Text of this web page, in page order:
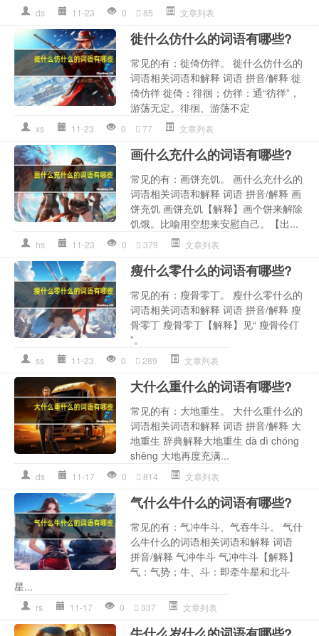
ds 11-23 0 85 文章列表
徙什么仿什么的词语有哪些?
常见的有：徙倚仿徉。 徙什么仿什么的
词语相关词语和解释 词语 拼音/解释 徙
倚仿徉 徙倚：徘徊；仿徉：通“彷徉”，
游荡无定。徘徊、游荡不定
xs 11-23 0 77 文章列表
画什么充什么的词语有哪些?
常见的有：画饼充饥。 画什么充什么的
词语相关词语和解释 词语 拼音/解释 画
饼充饥 画饼充饥【解释】画个饼来解除
饥饿。比喻用空想来安慰自己。【出...
hs 11-23 0 379 文章列表
瘦什么零什么的词语有哪些?
常见的有：瘦骨零丁。 瘦什么零什么的
词语相关词语和解释 词语 拼音/解释 瘦
骨零丁 瘦骨零丁【解释】见“ 瘦骨伶仃
”。
ss 11-23 0 289 文章列表
大什么重什么的词语有哪些?
常见的有：大地重生。 大什么重什么的
词语相关词语和解释 词语 拼音/解释 大
地重生 辞典解释大地重生 dà dì chóng
shēng 大地再度充满...
ds 11-17 0 814 文章列表
气什么牛什么的词语有哪些?
常见的有：气冲牛斗、气吞牛斗。 气什
么牛什么的词语相关词语和解释 词语
拼音/解释 气冲牛斗 气冲牛斗【解释】
气：气势；牛、斗：即牵牛星和北斗
星...
rs 11-17 0 337 文章列表